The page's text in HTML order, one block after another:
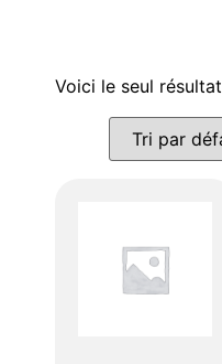
Voici le seul résultat